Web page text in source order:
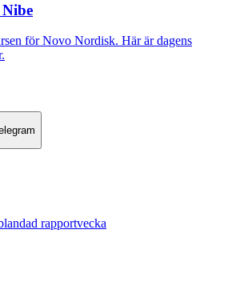
för Novo Nordisk. Här är dagens
rapportvecka